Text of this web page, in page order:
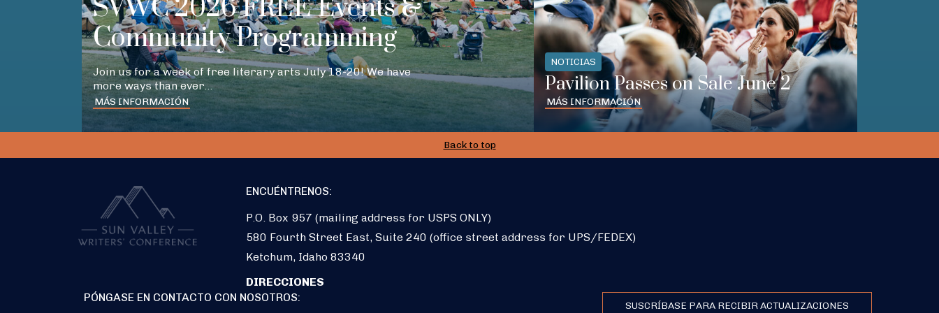
SVWC 2026 FREE Events &
Community Programming
Join us for a week of free literary arts July 18-20! We have
more ways than ever…
MÁS INFORMACIÓN
NOTICIAS
Pavilion Passes on Sale June 2
MÁS INFORMACIÓN
Back to top
ENCUÉNTRENOS:
P.O. Box 957 (mailing address for USPS ONLY)
580 Fourth Street East, Suite 240 (office street address for UPS/FEDEX)
Ketchum, Idaho 83340
DIRECCIONES
PÓNGASE EN CONTACTO CON NOSOTROS:
SUSCRÍBASE PARA RECIBIR ACTUALIZACIONES